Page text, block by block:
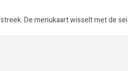
De menukaart wisselt met de